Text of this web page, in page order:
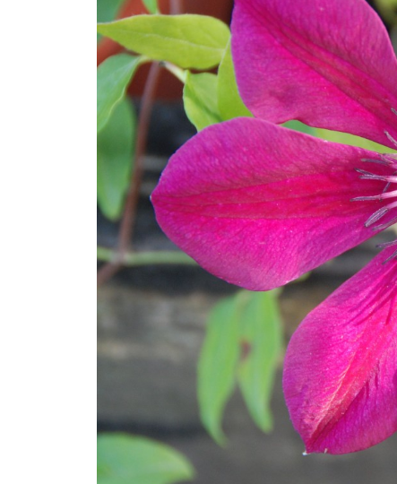
Rouge
Rouge
Rouge
Violet
Rouge
Rouge ,Violet